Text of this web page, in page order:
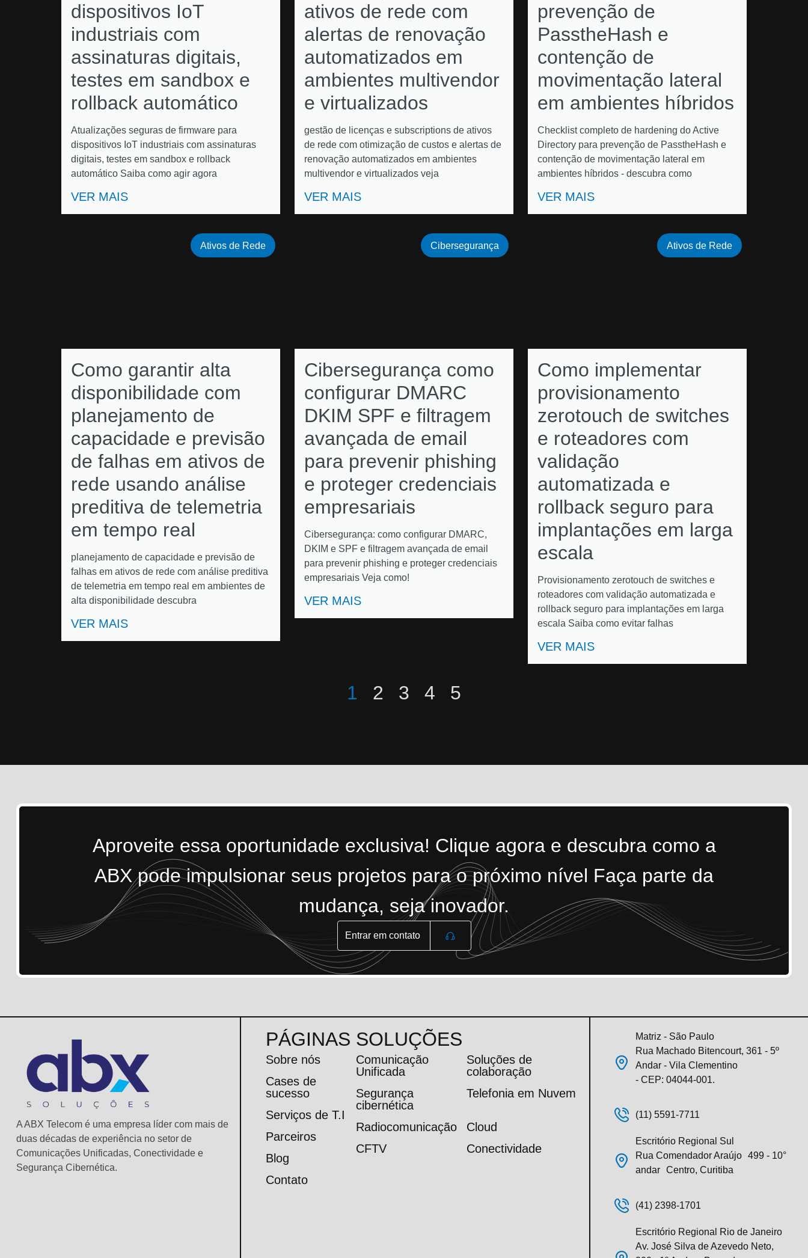
dispositivos IoT
industriais com
assinaturas digitais,
testes em sandbox e
rollback automático
Atualizações seguras de firmware para
dispositivos IoT industriais com assinaturas
digitais, testes em sandbox e rollback
automático Saiba como agir agora
VER MAIS
ativos de rede com
alertas de renovação
automatizados em
ambientes multivendor
e virtualizados
gestão de licenças e subscriptions de ativos
de rede com otimização de custos e alertas de
renovação automatizados em ambientes
multivendor e virtualizados veja
VER MAIS
prevenção de
PasstheHash e
contenção de
movimentação lateral
em ambientes híbridos
Checklist completo de hardening do Active
Directory para prevenção de PasstheHash e
contenção de movimentação lateral em
ambientes híbridos - descubra como
VER MAIS
Como garantir alta
disponibilidade com
planejamento de
capacidade e previsão
de falhas em ativos de
rede usando análise
preditiva de telemetria
em tempo real
planejamento de capacidade e previsão de
falhas em ativos de rede com análise preditiva
de telemetria em tempo real em ambientes de
alta disponibilidade descubra
VER MAIS
Ativos de Rede
Cibersegurança como
configurar DMARC
DKIM SPF e filtragem
avançada de email
para prevenir phishing
e proteger credenciais
empresariais
Cibersegurança: como configurar DMARC,
DKIM e SPF e filtragem avançada de email
para prevenir phishing e proteger credenciais
empresariais Veja como!
VER MAIS
Cibersegurança
Como implementar
provisionamento
zerotouch de switches
e roteadores com
validação
automatizada e
rollback seguro para
implantações em larga
escala
Provisionamento zerotouch de switches e
roteadores com validação automatizada e
rollback seguro para implantações em larga
escala Saiba como evitar falhas
VER MAIS
Ativos de Rede
1 2 3 4 5
Aproveite essa oportunidade exclusiva! Clique agora e descubra como a
ABX pode impulsionar seus projetos para o próximo nível Faça parte da
mudança, seja inovador.
Entrar em contato
A ABX Telecom é uma empresa líder com mais de
duas décadas de experiência no setor de
Comunicações Unificadas, Conectividade e
Segurança Cibernética.
PÁGINAS
Sobre nós
Cases de
sucesso
Serviços de T.I
Parceiros
Blog
Contato
SOLUÇÕES
Comunicação
Unificada
Soluções de
colaboração
Segurança
cibernética
Telefonia em Nuvem
Radiocomunicação
Cloud
CFTV
Conectividade
Matriz - São Paulo
Rua Machado Bitencourt, 361 - 5º
Andar - Vila Clementino
- CEP: 04044-001.
(11) 5591-7711
Escritório Regional Sul
Rua Comendador Araújo 499 - 10°
andar Centro, Curitiba
(41) 2398-1701
Escritório Regional Rio de Janeiro
Av. José Silva de Azevedo Neto,